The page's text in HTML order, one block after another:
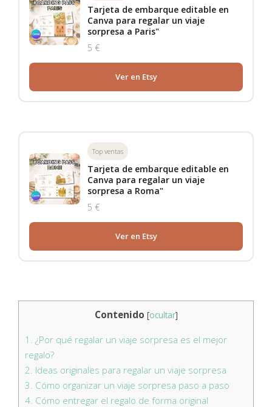
Tarjeta de embarque editable en
Canva para regalar un viaje
sorpresa a Paris"
5 €
Ver en Etsy
Top ventas
Tarjeta de embarque editable en
Canva para regalar un viaje
sorpresa a Roma"
5 €
Ver en Etsy
Contenido [ocultar]
1. ¿Por qué regalar un viaje sorpresa es el mejor
regalo?
2. Ideas originales para regalar un viaje sorpresa
3. Cómo organizar un viaje sorpresa paso a paso
4. Cómo entregar el regalo de forma original